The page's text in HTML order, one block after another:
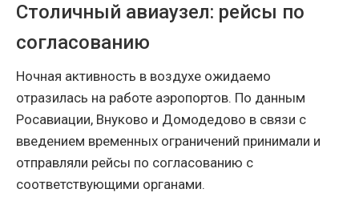
Столичный авиаузел: рейсы по
согласованию
Ночная активность в воздухе ожидаемо
отразилась на работе аэропортов. По данным
Росавиации, Внуково и Домодедово в связи с
введением временных ограничений принимали и
отправляли рейсы по согласованию с
соответствующими органами.